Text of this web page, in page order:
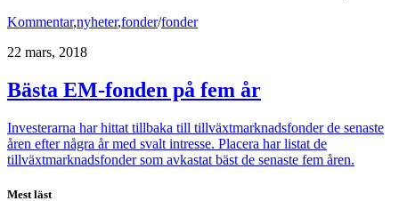
Kommentar,nyheter,fonder/fonder
22 mars, 2018
Bästa EM-fonden på fem år
Investerarna har hittat tillbaka till tillväxtmarknadsfonder de senaste
åren efter några år med svalt intresse. Placera har listat de
tillväxtmarknadsfonder som avkastat bäst de senaste fem åren.
Mest läst